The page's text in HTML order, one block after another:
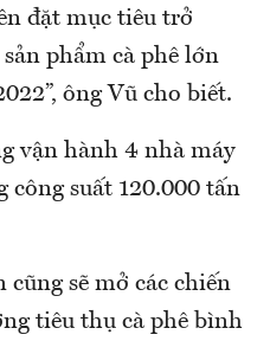
đặt mục tiêu trở
phẩm cà phê lớn
ông Vũ cho biết.
vận hành 4 nhà máy
công suất 120.000 tấn
cũng sẽ mở các chiến
tiêu thụ cà phê bình